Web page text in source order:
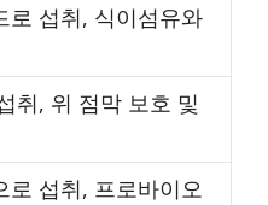
로 섭취, 식이섬유와
취, 위 점막 보호 및
로 섭취, 프로바이오